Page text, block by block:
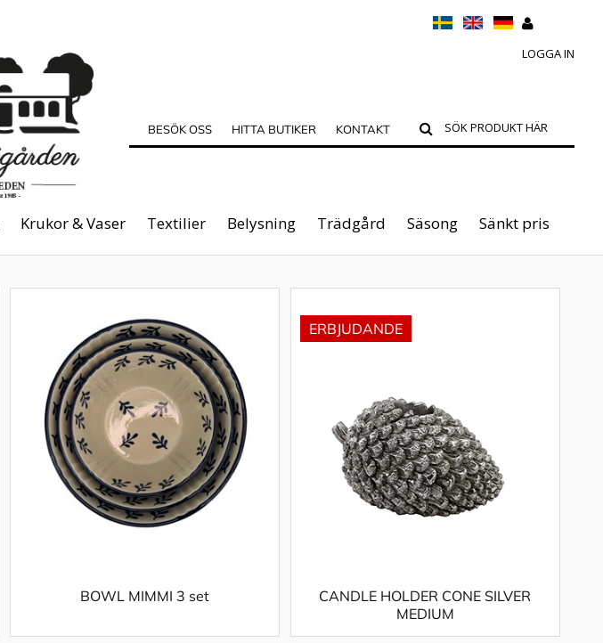
LOGGA IN
BESÖK OSS HITTA BUTIKER KONTAKT
Krukor & Vaser Textilier Belysning Trädgård Säsong Sänkt pris
BOWL MIMMI 3 set
CANDLE HOLDER CONE SILVER
MEDIUM